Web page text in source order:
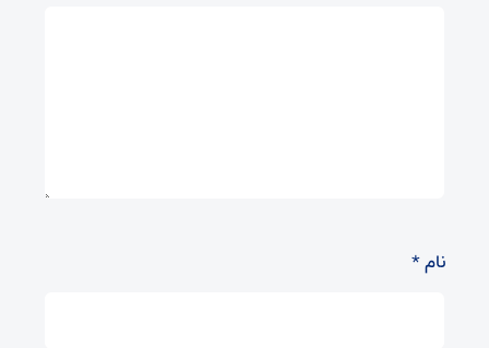
نام*